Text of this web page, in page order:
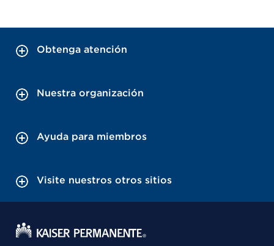
Obtenga atención
Nuestra organización
Ayuda para miembros
Visite nuestros otros sitios